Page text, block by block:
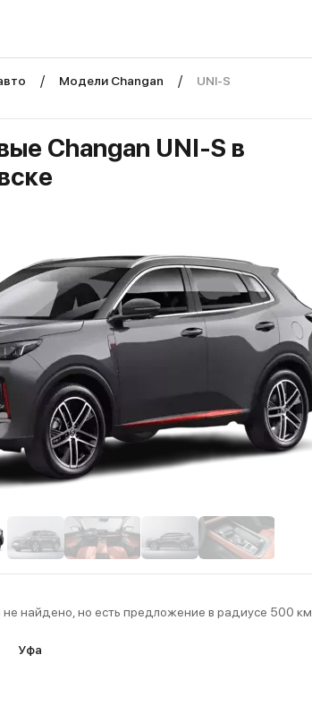
Модели Changan UNI-S
Changan UNI-S в
найдено, но есть предложение в радиусе 500 км
Уфа